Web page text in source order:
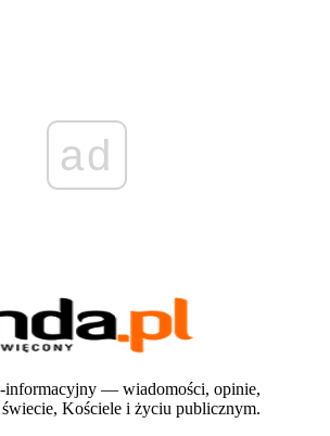
ad
informacyjny — wiadomości, opinie,
świecie, Kościele i życiu publicznym.